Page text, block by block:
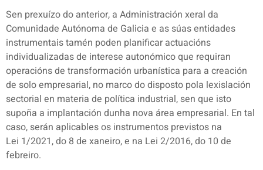
Sen prexuízo do anterior, a Administración xeral da
Comunidade Autónoma de Galicia e as súas entidades
instrumentais tamén poden planificar actuacións
individualizadas de interese autonómico que requiran
operacións de transformación urbanística para a creación
de solo empresarial, no marco do disposto pola lexislación
sectorial en materia de política industrial, sen que isto
supoña a implantación dunha nova área empresarial. En tal
caso, serán aplicables os instrumentos previstos na
Lei 1/2021, do 8 de xaneiro, e na Lei 2/2016, do 10 de
febreiro.